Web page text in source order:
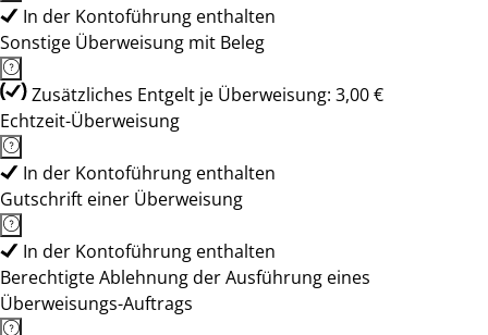
In der Kontoführung enthalten
Sonstige Überweisung mit Beleg
Zusätzliches Entgelt je Überweisung: 3,00 €
Echtzeit-Überweisung
In der Kontoführung enthalten
Gutschrift einer Überweisung
In der Kontoführung enthalten
Berechtigte Ablehnung der Ausführung eines
Überweisungs-Auftrags